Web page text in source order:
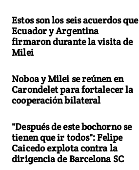
Estos son los seis acuerdos que
Ecuador y Argentina
firmaron durante la visita de
Milei
Noboa y Milei se reúnen en
Carondelet para fortalecer la
cooperación bilateral
"Después de este bochorno se
tienen que ir todos": Felipe
Caicedo explota contra la
dirigencia de Barcelona SC